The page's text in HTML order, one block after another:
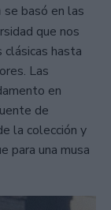
se basó en las
que nos
hasta
Las
en
de
la colección y
para una musa